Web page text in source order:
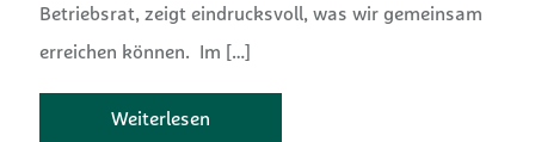
Betriebsrat, zeigt eindrucksvoll, was wir gemeinsam
erreichen können. Im […]
Weiterlesen